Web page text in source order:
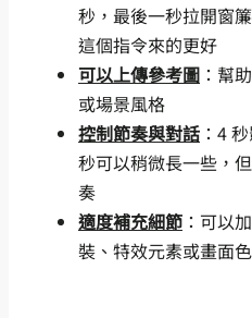
秒，最後一秒拉開窗
這個指令來的更好
可以上傳參考圖 ：幫
或場景風格
控制節奏與對話 ：4
秒可以稍微長一些，
奏
適度補充細節 ：可以
裝、特效元素或畫面